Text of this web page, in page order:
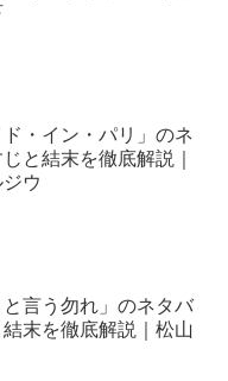
・イン・パリ」のネ
と結末を徹底解説｜
ウ
言う勿れ」のネタバ
末を徹底解説｜松山